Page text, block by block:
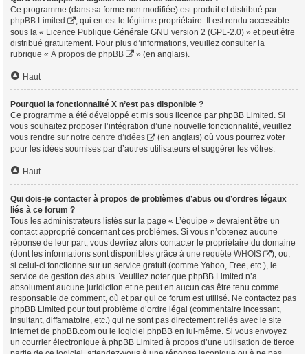
Ce programme (dans sa forme non modifiée) est produit et distribué par
phpBB Limited
, qui en est le légitime propriétaire. Il est rendu accessible
sous la « Licence Publique Générale GNU version 2 (GPL-2.0) » et peut être
distribué gratuitement. Pour plus d’informations, veuillez consulter la
rubrique « À propos de phpBB » (en anglais).
Haut
Pourquoi la fonctionnalité X n’est pas disponible ?
Ce programme a été développé et mis sous licence par phpBB Limited. Si
vous souhaitez proposer l’intégration d’une nouvelle fonctionnalité, veuillez
vous rendre sur notre centre d’idées
(en anglais) où vous pourrez voter
pour les idées soumises par d’autres utilisateurs et suggérer les vôtres.
Haut
Qui dois-je contacter à propos de problèmes d’abus ou d’ordres légaux
liés à ce forum ?
Tous les administrateurs listés sur la page « L’équipe » devraient être un
contact approprié concernant ces problèmes. Si vous n’obtenez aucune
réponse de leur part, vous devriez alors contacter le propriétaire du domaine
(dont les informations sont disponibles grâce à une requête WHOIS
), ou,
si celui-ci fonctionne sur un service gratuit (comme Yahoo, Free, etc.), le
service de gestion des abus. Veuillez noter que phpBB Limited n’a
absolument aucune juridiction et ne peut en aucun cas être tenu comme
responsable de comment, où et par qui ce forum est utilisé. Ne contactez pas
phpBB Limited pour tout problème d’ordre légal (commentaire incessant,
insultant, diffamatoire, etc.) qui ne sont pas directement reliés avec le site
internet de phpBB.com ou le logiciel phpBB en lui-même. Si vous envoyez
un courrier électronique à phpBB Limited à propos d’une utilisation de tierce